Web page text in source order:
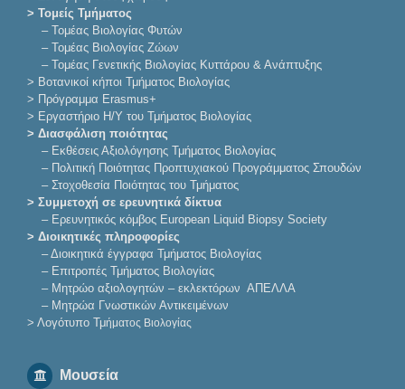
> Τομείς Τμήματος
– Τομέας Βιολογίας Φυτών
– Τομέας Βιολογίας Ζώων
– Τομέας Γενετικής Βιολογίας Κυττάρου & Ανάπτυξης
> Βοτανικοί κήποι Τμήματος Βιολογίας
> Πρόγραμμα Erasmus+
> Εργαστήριο Η/Υ του Τμήματος Βιολογίας
> Διασφάλιση ποιότητας
– Εκθέσεις Αξιολόγησης Τμήματος Βιολογίας
– Πολιτική Ποιότητας Προπτυχιακού Προγράμματος Σπουδών
– Στοχοθεσία Ποιότητας του Τμήματος
> Συμμετοχή σε ερευνητικά δίκτυα
– Eρευνητικός κόμβος European Liquid Biopsy Society
> Διοικητικές πληροφορίες
–Διοικητικά έγγραφα Τμήματος Βιολογίας
– Επιτροπές Τμήματος Βιολογίας
– Μητρώο αξιολογητών – εκλεκτόρων ΑΠΕΛΛΑ
– Μητρώα Γνωστικών Αντικειμένων
> Λογότυπο Τμήματος Βιολογίας
Μουσεία